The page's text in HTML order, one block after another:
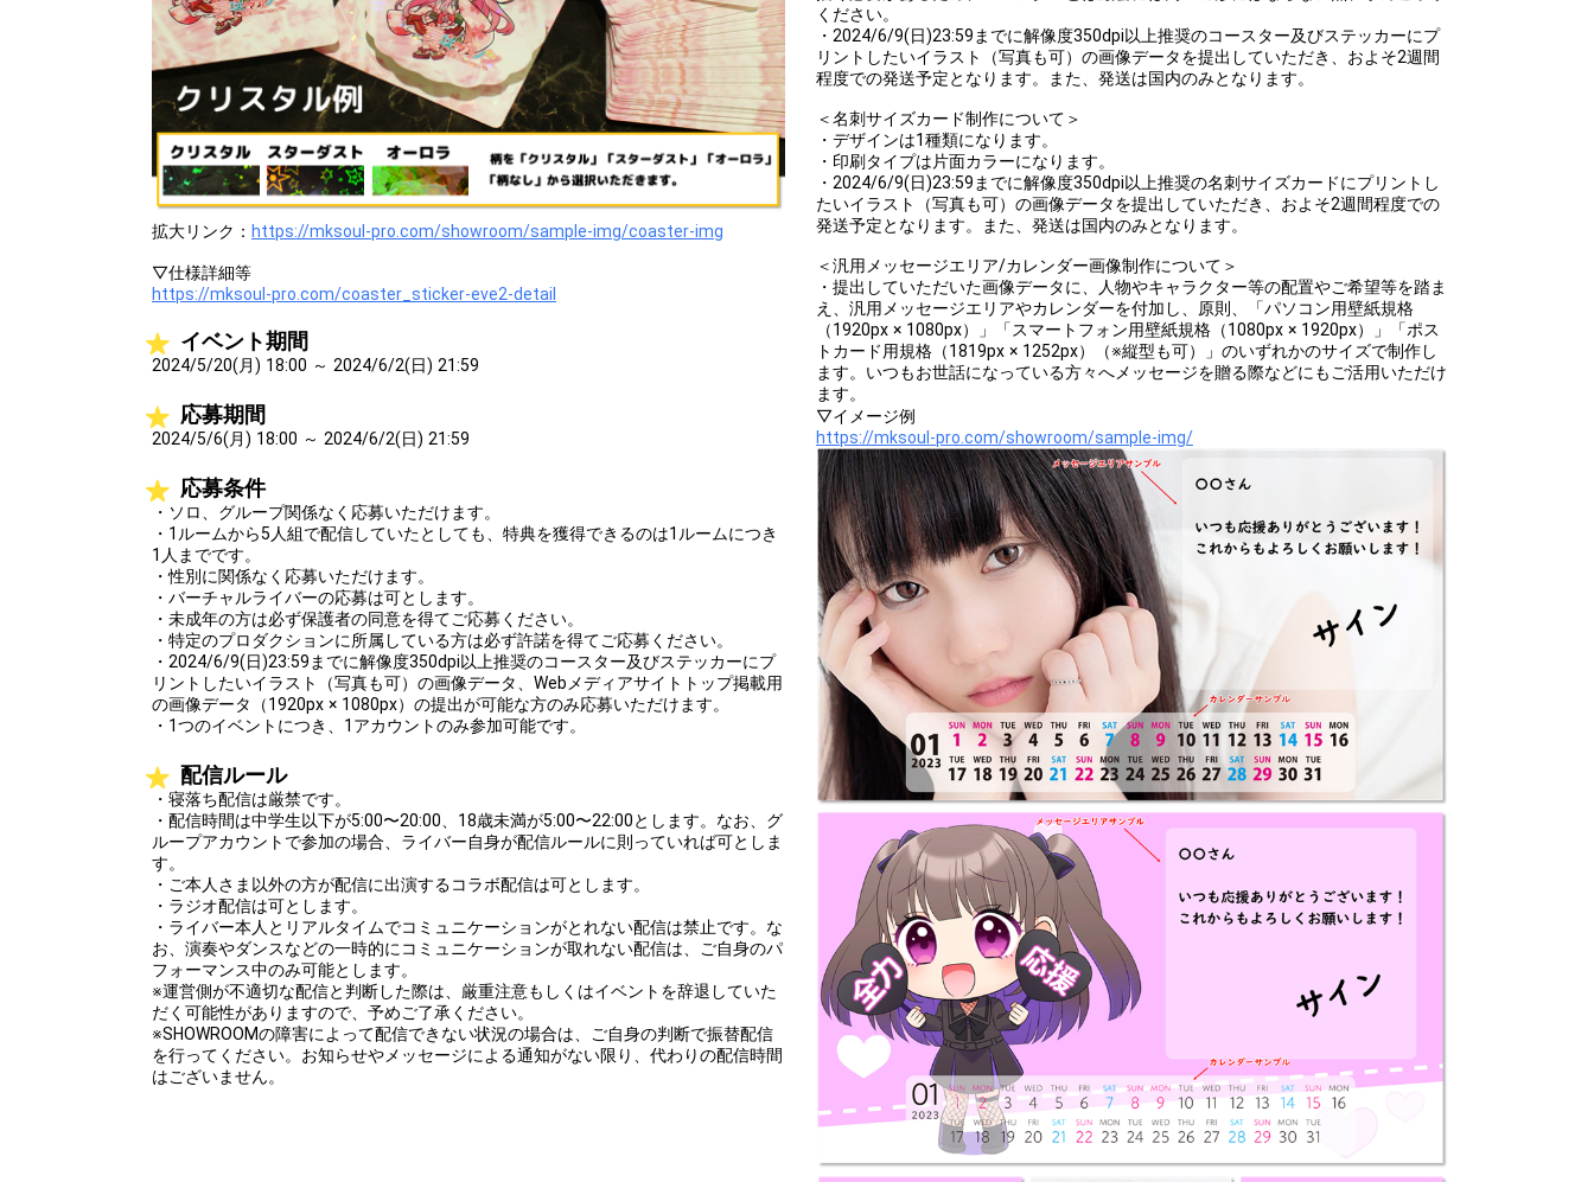
拡大リンク： https://mksoul-pro.com/showroom/sample-img/coaster-img
▽仕様詳細等
https://mksoul-pro.com/coaster_sticker-eve2-detail
イベント期間
2024/5/20(月) 18:00 ～ 2024/6/2(日) 21:59
応募期間
2024/5/6(月) 18:00 ～ 2024/6/2(日) 21:59
応募条件
・ソロ、グループ関係なく応募いただけます。
・1ルームから5人組で配信していたとしても、特典を獲得できるのは1ルームにつき
1人までです。
・性別に関係なく応募いただけます。
・バーチャルライバーの応募は可とします。
・未成年の方は必ず保護者の同意を得てご応募ください。
・特定のプロダクションに所属している方は必ず許諾を得てご応募ください。
・2024/6/9(日)23:59までに解像度350dpi以上推奨のコースター及びステッカーにプ
リントしたいイラスト（写真も可）の画像データ、Webメディアサイトトップ掲載用
の画像データ（1920px × 1080px）の提出が可能な方のみ応募いただけます。
・1つのイベントにつき、1アカウントのみ参加可能です。
配信ルール
・寝落ち配信は厳禁です。
・配信時間は中学生以下が5:00〜20:00、18歳未満が5:00〜22:00とします。なお、グ
ループアカウントで参加の場合、ライバー自身が配信ルールに則っていれば可としま
す。
・ご本人さま以外の方が配信に出演するコラボ配信は可とします。
・ラジオ配信は可とします。
・ライバー本人とリアルタイムでコミュニケーションがとれない配信は禁止です。な
お、演奏やダンスなどの一時的にコミュニケーションが取れない配信は、ご自身のパ
フォーマンス中のみ可能とします。
※運営側が不適切な配信と判断した際は、厳重注意もしくはイベントを辞退していた
だく可能性がありますので、予めご了承ください。
※SHOWROOMの障害によって配信できない状況の場合は、ご自身の判断で振替配信
を行ってください。お知らせやメッセージによる通知がない限り、代わりの配信時間
はございません。
ください。
・2024/6/9(日)23:59までに解像度350dpi以上推奨のコースター及びステッカーにプ
リントしたいイラスト（写真も可）の画像データを提出していただき、およそ2週間
程度での発送予定となります。また、発送は国内のみとなります。
＜名刺サイズカード制作について＞
・デザインは1種類になります。
・印刷タイプは片面カラーになります。
・2024/6/9(日)23:59までに解像度350dpi以上推奨の名刺サイズカードにプリントし
たいイラスト（写真も可）の画像データを提出していただき、およそ2週間程度での
発送予定となります。また、発送は国内のみとなります。
＜汎用メッセージエリア/カレンダー画像制作について＞
・提出していただいた画像データに、人物やキャラクター等の配置やご希望等を踏ま
え、汎用メッセージエリアやカレンダーを付加し、原則、「パソコン用壁紙規格
（1920px × 1080px）」「スマートフォン用壁紙規格（1080px × 1920px）」「ポス
トカード用規格（1819px × 1252px）（※縦型も可）」のいずれかのサイズで制作し
ます。いつもお世話になっている方々へメッセージを贈る際などにもご活用いただけ
ます。
▽イメージ例
https://mksoul-pro.com/showroom/sample-img/